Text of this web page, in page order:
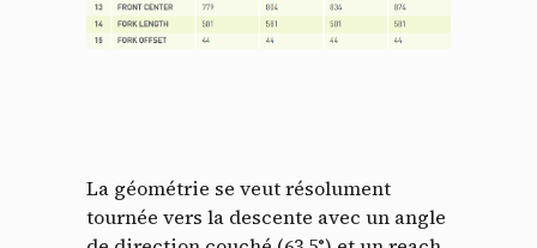
La géométrie se veut résolument
tournée vers la descente avec un angle